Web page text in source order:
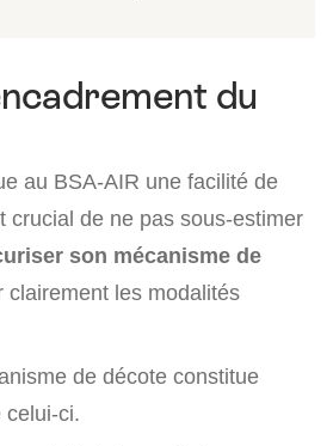
du
au BSA-AIR une facilité de
crucial de ne pas sous-estimer
son mécanisme de
clairement les modalités
de décote constitue
celui-ci.